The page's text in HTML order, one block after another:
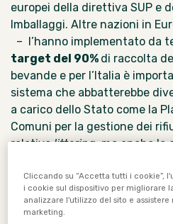
europei della direttiva SUP e
Imballaggi. Altre nazioni in
– l’hanno implementato da
target del 90% di raccolta
bevande e per l’Italia è
sistema che abbatterebbe
a carico dello Stato come la
Comuni per la gestione dei
relativolittering, ma anche le
il cerchio: alla scoperta del
slovacco(prodotto dalla
è intervenuto Enzo Favoino,
Cliccando su “Accetta tutti i cookie”,
i cookie sul dispositivo per migliorare
analizzare l'utilizzo del sito e
marketing.